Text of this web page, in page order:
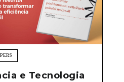
e Tecnologia